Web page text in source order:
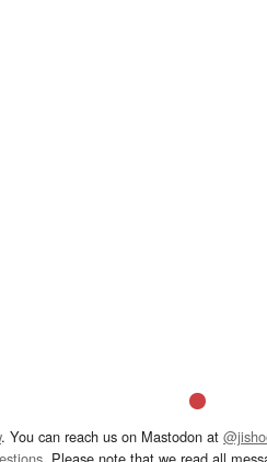
. You can reach us on Mastodon at